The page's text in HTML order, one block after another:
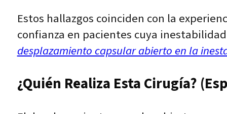
Estos hallazgos coinciden con la
confianza en pacientes cuya
desplazamiento capsular abierto en la
¿Quién Realiza Esta Cirugía?